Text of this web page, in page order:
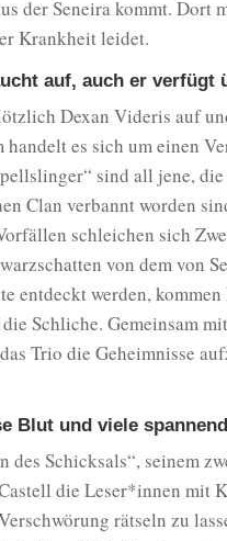
der Seneira kommt. Dort
Krankheit leidet.
auf, auch er verfügt
Dexan Videris auf
es sich um einen
sind all jene,
Clan verbannt worden
schleichen sich
von dem von
entdeckt werden,
Schliche. Gemeinsam
Trio die Geheimnisse
Blut und viele
des Schicksals“, seinem
die Leser*innen mit
rätseln zu